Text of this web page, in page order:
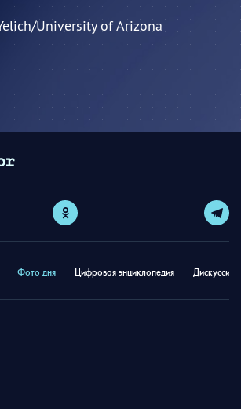
University of Arizona
Фото дня Цифровая энциклопедия